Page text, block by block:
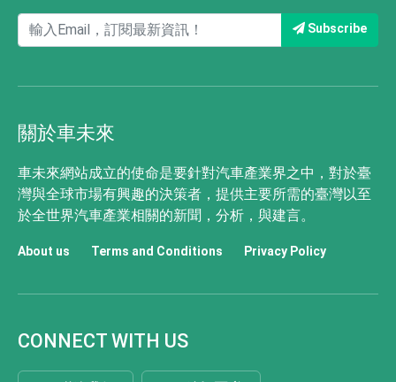
Subscribe
關於車未來
車未來網站成立的使命是要針對汽車產業界之中，對於臺
灣與全球市場有興趣的決策者，提供主要所需的臺灣以至
於全世界汽車產業相關的新聞，分析，與建言。
About us Terms and Conditions Privacy Policy
CONNECT WITH US